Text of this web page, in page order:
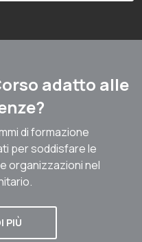
adatto alle
di formazione
per soddisfare le
organizzazioni nel
PIÙ